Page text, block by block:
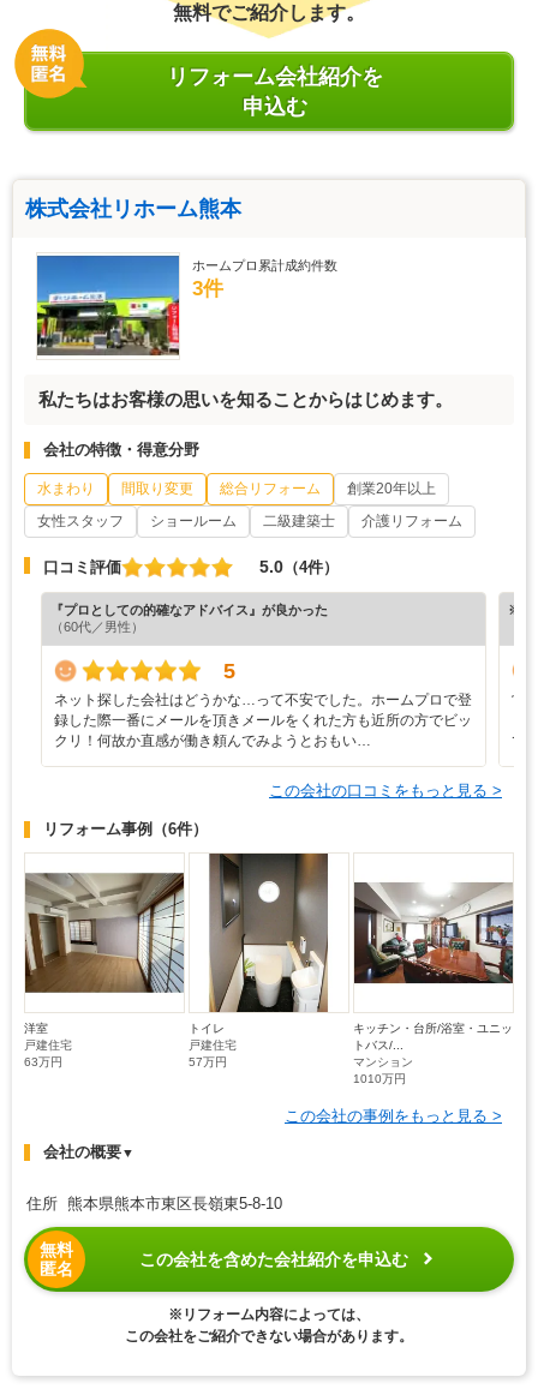
無料でご紹介します。
リフォーム会社紹介を
申込む
株式会社リホーム熊本
ホームプロ累計成約件数
3件
私たちはお客様の思いを知ることからはじめます。
会社の特徴・得意分野
水まわり 間取り変更 総合リフォーム
創業20年以上
女性スタッフ
ショールーム 二級建築士 介護リフォーム
口コミ評価 5.0 （4件）
『プロとしての的確なアドバイス』が良かった
（60代／男性）
5
ネット探した会社はどうかな…って不安でした。ホームプロで登
録した際一番にメールを頂きメールをくれた方も近所の方でビッ
クリ！何故か直感が働き頼んでみようとおもい…
※ホ
営
で
この会社の口コミをもっと見る >
リフォーム事例 （6件）
洋室
戸建住宅
63万円
トイレ
戸建住宅
57万円
キッチン・台所/浴室・ユニッ
トバス/...
マンション
1010万円
この会社の事例をもっと見る >
会社の概要▼
住所 熊本県熊本市東区長嶺東5-8-10
無料
匿名
この会社を含めた会社紹介を申込む
※リフォーム内容によっては、
この会社をご紹介できない場合があります。